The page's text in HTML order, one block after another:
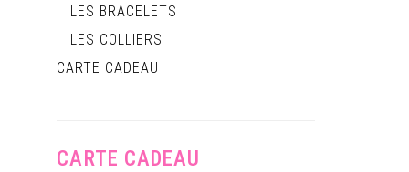
LES BRACELETS
LES COLLIERS
CARTE CADEAU
CARTE CADEAU